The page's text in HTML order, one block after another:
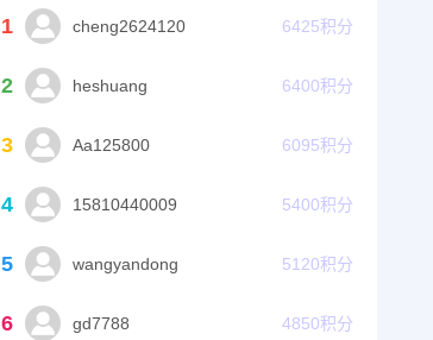
1 cheng2624120 6425积分
2 heshuang 6400积分
3 Aa125800 6095积分
4 15810440009 5400积分
5 wangyandong 5120积分
6 gd7788 4850积分